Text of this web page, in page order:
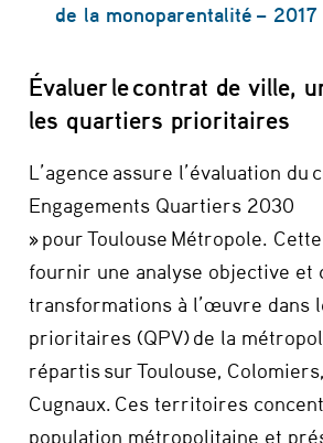
de la monoparentalité – 2017
Évaluer le contrat de ville,
les quartiers prioritaires
L’agence assure l’évaluation du
Engagements Quartiers 2030
» pour Toulouse Métropole.
fournir une analyse objective et
transformations à l’œuvre dans
prioritaires (QPV) de la
répartis sur Toulouse,
Cugnaux. Ces territoires
population métropolitaine et